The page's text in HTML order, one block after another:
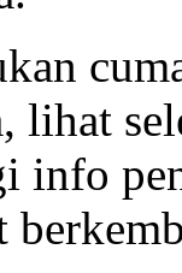
lihat
info